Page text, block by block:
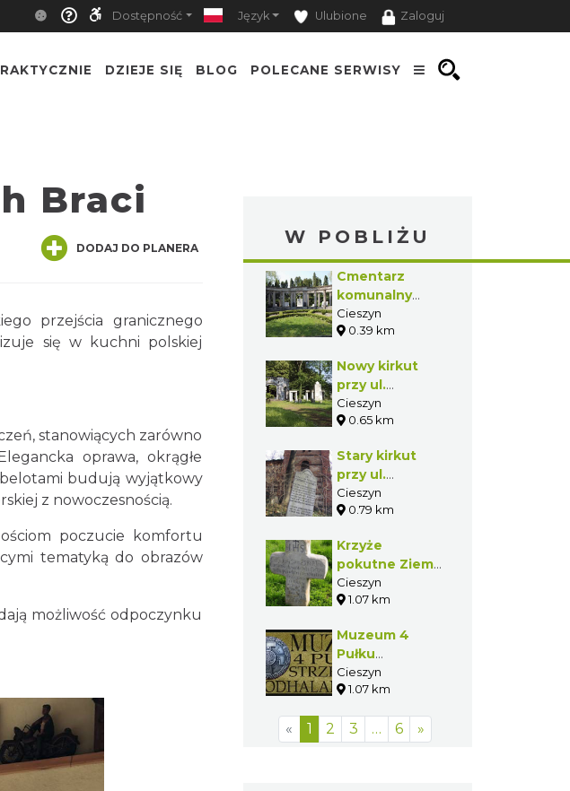
Dostępność Język Ulubione Zaloguj
DZIEJE SIĘ BLOG POLECANE SERWISY
Braci
DODAJ DO PLANERA
przejścia granicznego
się w kuchni polskiej
stanowiących zarówno
oprawa, okrągłe
budują wyjątkowy
z nowoczesnością.
poczucie komfortu
tematyką do obrazów
możliwość odpoczynku
W POBLIŻU
Cmentarz
komunalny
przy ul.
Katowickiej w
Cieszyn
0.39 km
Nowy kirkut
przy ul.
Hażlaskiej w
Cieszynie
Cieszyn
0.65 km
Stary kirkut
przy ul.
Hażlaskiej w
Cieszynie
Cieszyn
0.79 km
Krzyże
pokutne Ziemi
Cieszyńskiej
Cieszyn
1.07 km
Muzeum 4
Pułku
Strzelców
Podhalańskich
Cieszyn
1.07 km
« 1 2 3 … 6 »